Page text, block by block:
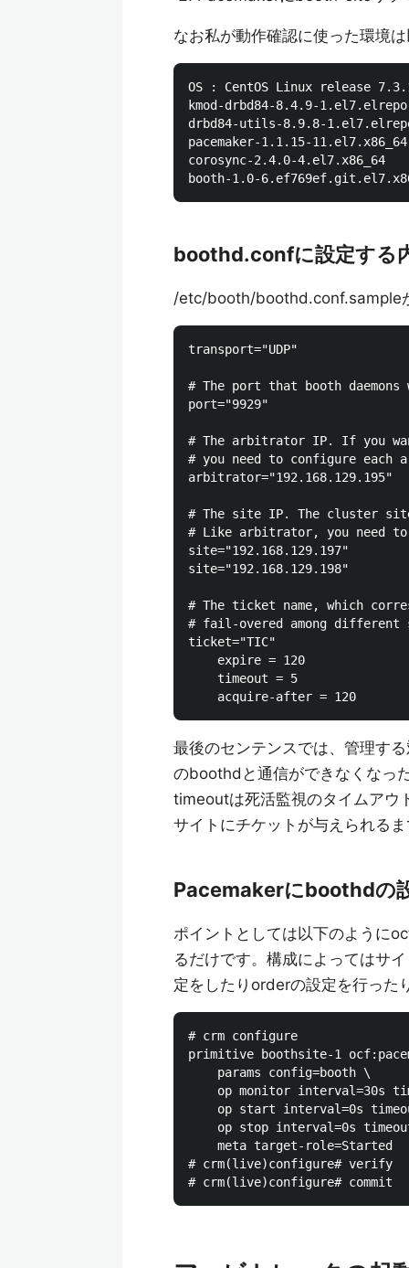
なお私が動作確認に使った環境
OS : CentOS Linux release
kmod-drbd84-8.4.9-
drbd84-utils-8.9.8-
pacemaker-1.1.15-11.el7.x86_64
corosync-2.4.0-4.el7.x86_64
boothd.confに設定する
/etc/booth/boothd.conf.sample
transport="UDP"
# The port that booth
port="9929"
# The arbitrator IP. If you
# you need to configure
arbitrator="192.168.129.195"
# The site IP. The cluster
# Like arbitrator, you need
site="192.168.129.197"
site="192.168.129.198"
# The ticket name, which
# fail-overed among
ticket="TIC"
    expire = 120
    timeout = 5
最後のセンテンスでは、管理す
のboothdと通信ができなくなっ
timeoutは死活監視のタイムア
サイトにチケットが与えられる
Pacemakerにboothdの
ポイントとしては以下のように
るだけです。構成によってはサ
定をしたりorderの設定を行った
# crm configure
primitive boothsite-1
    params config=booth \
op monitor interval=30s
op start interval=0s
op stop interval=0s
    meta target-role=Started
# crm(live)configure# verify